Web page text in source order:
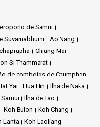
de Samui
Suvarnabhumi
Ao Nang
Chiang Mai
Si Thammarat
de comboios de Chumphon
Yai Hua Hin
Ilha de Naka
Samui
Ilha de Tao
Koh Bulon
Koh Chang
Lanta
Koh Laoliang